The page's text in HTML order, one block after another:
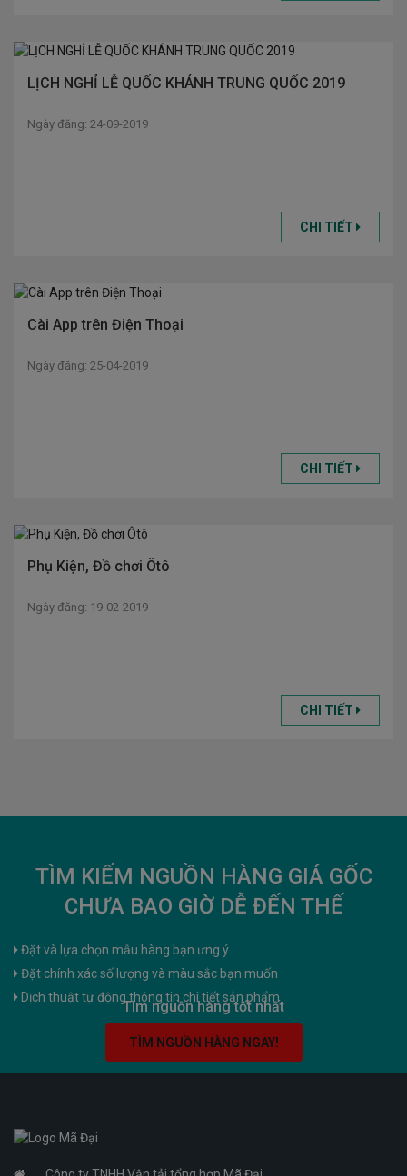
LỊCH NGHỈ LỄ QUỐC KHÁNH TRUNG QUỐC 2019
Ngày đăng: 24-09-2019
CHI TIẾT
Cài App trên Điện Thoại
Ngày đăng: 25-04-2019
CHI TIẾT
Phụ Kiện, Đồ chơi Ôtô
Ngày đăng: 19-02-2019
CHI TIẾT
TÌM KIẾM NGUỒN HÀNG GIÁ GỐC
CHƯA BAO GIỜ DỄ ĐẾN THẾ
Đặt và lựa chọn mẫu hàng bạn ưng ý
Đặt chính xác số lượng và màu sắc bạn muốn
Dịch thuật tự động thông tin chi tiết sản phẩm
Tìm nguồn hàng tốt nhất
TÌM NGUỒN HÀNG NGAY!